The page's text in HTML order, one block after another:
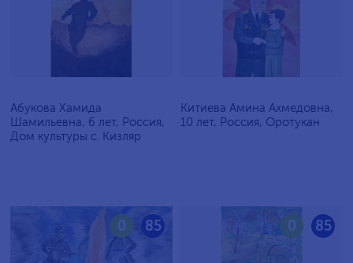
Абукова Хамида
Шамильевна, 6 лет, Россия,
Дом культуры с. Кизляр
Китиева Амина Ахмедовна,
10 лет, Россия, Оротукан
85
0 85
0